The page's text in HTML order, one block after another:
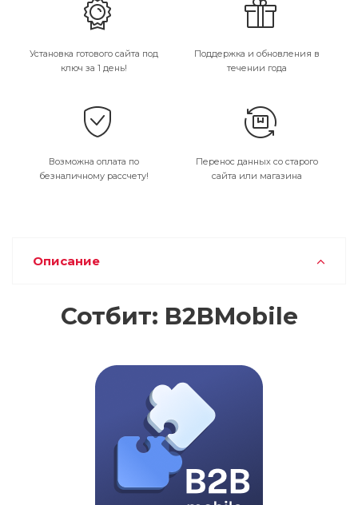
Установка готового сайта под
ключ за 1 день!
Поддержка и обновления в
течении года
Возможна оплата по
безналичному рассчету!
Перенос данных со старого
сайта или магазина
Описание
Сотбит: B2BMobile